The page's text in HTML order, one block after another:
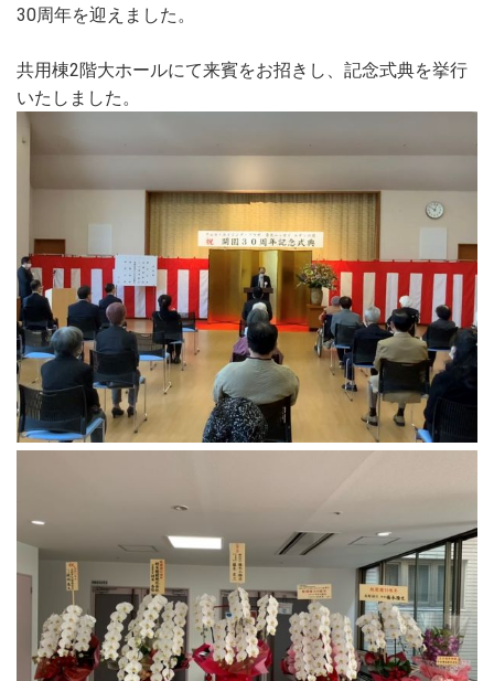
30周年を迎えました。
共用棟2階大ホールにて来賓をお招きし、記念式典を挙行
いたしました。